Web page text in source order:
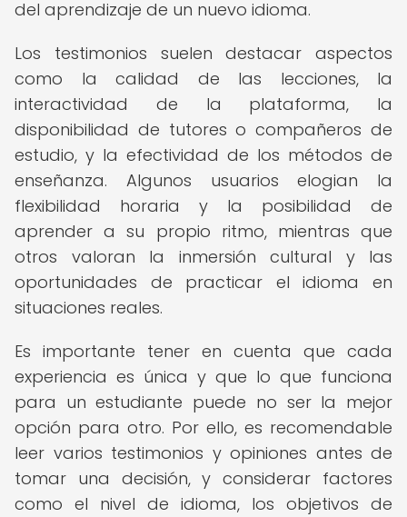
del aprendizaje de un nuevo idioma.
Los testimonios suelen destacar aspectos
como la calidad de las lecciones, la
interactividad de la plataforma, la
disponibilidad de tutores o compañeros de
estudio, y la efectividad de los métodos de
enseñanza. Algunos usuarios elogian la
flexibilidad horaria y la posibilidad de
aprender a su propio ritmo, mientras que
otros valoran la inmersión cultural y las
oportunidades de practicar el idioma en
situaciones reales.
Es importante tener en cuenta que cada
experiencia es única y que lo que funciona
para un estudiante puede no ser la mejor
opción para otro. Por ello, es recomendable
leer varios testimonios y opiniones antes de
tomar una decisión, y considerar factores
como el nivel de idioma, los objetivos de